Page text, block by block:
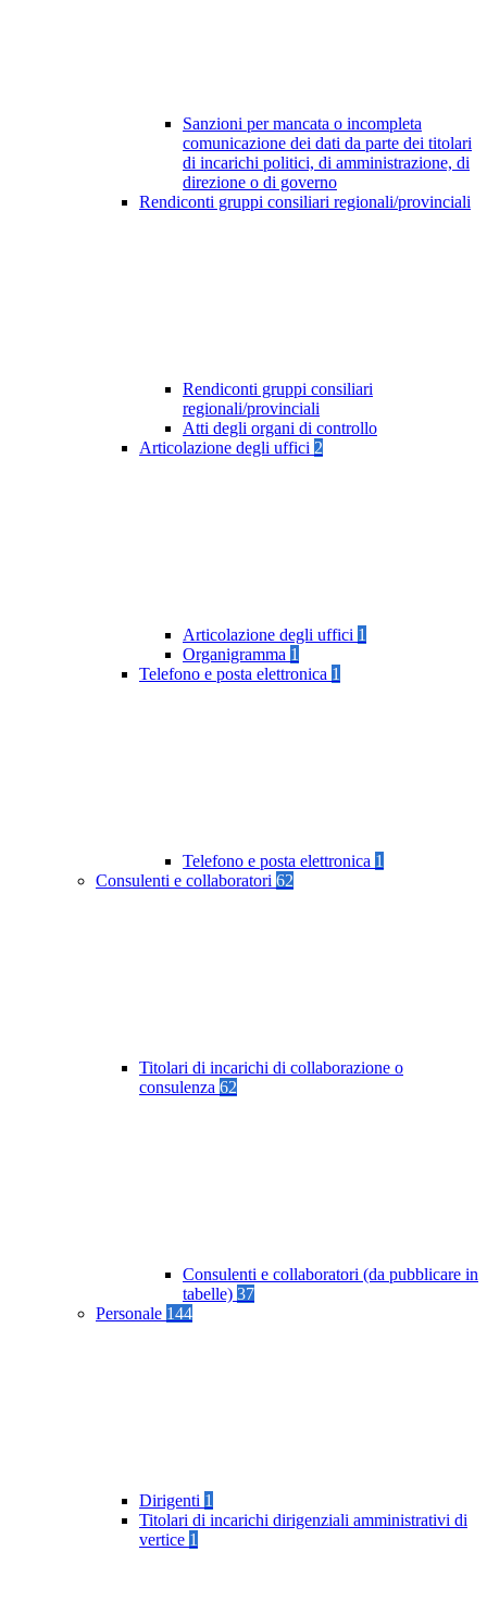
Sanzioni per mancata o incompleta
comunicazione dei dati da parte dei titolari
di incarichi politici, di amministrazione, di
direzione o di governo
Rendiconti gruppi consiliari regionali/provinciali
Rendiconti gruppi consiliari
regionali/provinciali
Atti degli organi di controllo
Articolazione degli uffici 2
Articolazione degli uffici 1
Organigramma 1
Telefono e posta elettronica 1
Telefono e posta elettronica 1
Consulenti e collaboratori 62
Titolari di incarichi di collaborazione o
consulenza 62
Consulenti e collaboratori (da pubblicare in
tabelle) 37
Personale 144
Dirigenti 1
Titolari di incarichi dirigenziali amministrativi di
vertice 1